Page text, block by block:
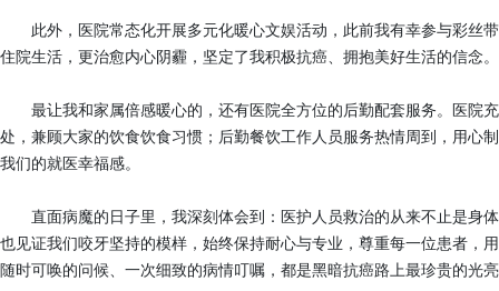
此外，医院常态化开展多元化暖心文娱活动，此前我有幸参与彩丝
住院生活，更治愈内心阴霾，坚定了我积极抗癌、拥抱美好生活的信念。
最让我和家属倍感暖心的，还有医院全方位的后勤配套服务。医院
处，兼顾大家的饮食饮食习惯；后勤餐饮工作人员服务热情周到，用心
我们的就医幸福感。
直面病魔的日子里，我深刻体会到：医护人员救治的从来不止是身
也见证我们咬牙坚持的模样，始终保持耐心与专业，尊重每一位患者，
随时可唤的问候、一次细致的病情叮嘱，都是黑暗抗癌路上最珍贵的光